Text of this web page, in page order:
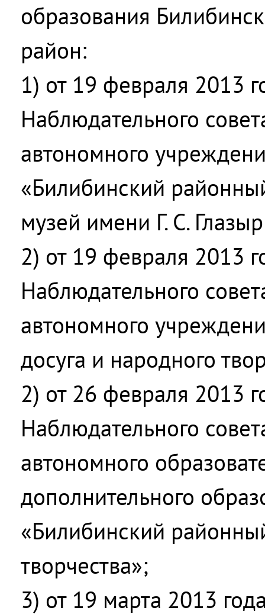
образования
район:
1) от 19 февраля 2013
Наблюдательного
автономного
«Билибинский
музей имени Г. С.
2) от 19 февраля 2013
Наблюдательного
автономного
досуга и народного
2) от 26 февраля 2013
Наблюдательного
автономного
дополнительного
«Билибинский
творчества»;
3) от 19 марта 2013